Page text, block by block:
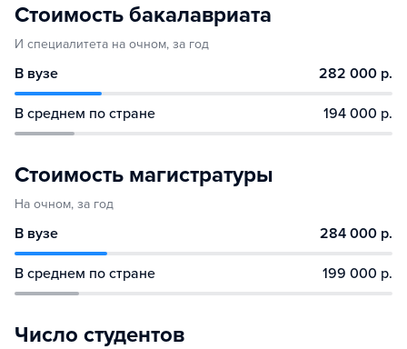
Стоимость бакалавриата
И специалитета на очном, за год
В вузе 282 000 р.
В среднем по стране 194 000 р.
Стоимость магистратуры
На очном, за год
В вузе 284 000 р.
В среднем по стране 199 000 р.
Число студентов